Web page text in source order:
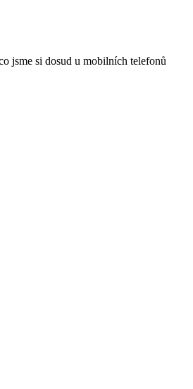
jsme si dosud u mobilních telefonů